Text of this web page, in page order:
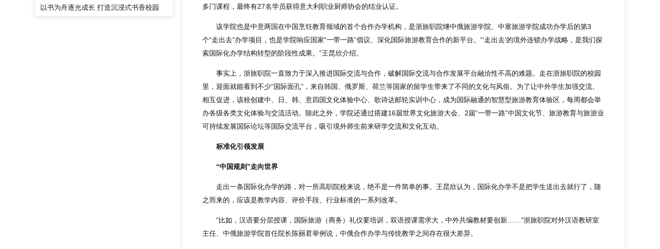
以书为舟逐光成长 打造沉浸式书香校园
多门课程，最终有27名学员获得意大利职业厨师协会的结业认证。
该学院也是中意两国在中国烹饪教育领域的首个合作办学机构，是浙旅职院继中俄旅游学院、中塞旅游学院成功办学后的第3
个“走出去”办学项目，也是学院响应国家“一带一路”倡议、深化国际旅游教育合作的新平台。“‘走出去’的境外连锁办学战略，是我们探
索国际化办学结构转型的阶段性成果。”王昆欣介绍。
事实上，浙旅职院一直致力于深入推进国际交流与合作，破解国际交流与合作发展平台融洽性不高的难题。走在浙旅职院的校园
里，迎面就能看到不少“国际面孔”，来自韩国、俄罗斯、荷兰等国家的留学生带来了不同的文化与风俗。为了让中外学生加强交流、
相互促进，该校创建中、日、韩、意四国文化体验中心、歌诗达邮轮实训中心，成为国际融通的智慧型旅游教育体验区，每周都会举
办各级各类文化体验与交流活动。除此之外，学院还通过搭建16届世界文化旅游大会、2届“一带一路”中国文化节、旅游教育与旅游业
可持续发展国际论坛等国际交流平台，吸引境外师生前来研学交流和文化互动。
标准化引领发展
“中国规则”走向世界
走出一条国际化办学的路，对一所高职院校来说，绝不是一件简单的事。王昆欣认为，国际化办学不是把学生送出去就行了，随
之而来的，应该是教学内容、评价手段、行业标准的一系列改革。
“比如，汉语要分层授课，国际旅游（商务）礼仪要培训，双语授课需求大，中外共编教材要创新……”浙旅职院对外汉语教研室
主任、中俄旅游学院首任院长陈丽君举例说，中俄合作办学与传统教学之间存在很大差异。